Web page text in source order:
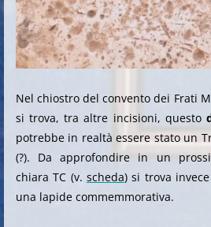
Nel chiostro del convento dei Frati
si trova, tra altre incisioni, questo
potrebbe in realtà essere stato un
(?). Da approfondire in un
chiara TC (v. scheda) si trova
una lapide commemmorativa.